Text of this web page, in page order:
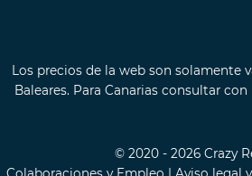
Los precios de la web son solamente
Baleares. Para Canarias consultar
© 2020 - 2026 Crazy